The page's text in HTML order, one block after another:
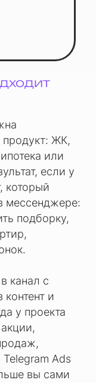
продукт: ЖК,
или
если у
который
мессенджере:
подборку,
канал с
и
у проекта
Ads
вы сами